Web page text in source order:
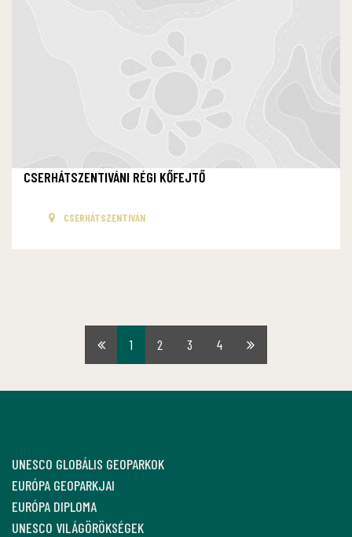
CSERHÁTSZENTIVÁNI RÉGI KŐFEJTŐ
CSERHÁTSZENTIVÁN
Első1 2 3 4
Utolsó
UNESCO GLOBÁLIS GEOPARKOK
EURÓPA GEOPARKJAI
EURÓPA DIPLOMA
UNESCO VILÁGÖRÖKSÉGEK